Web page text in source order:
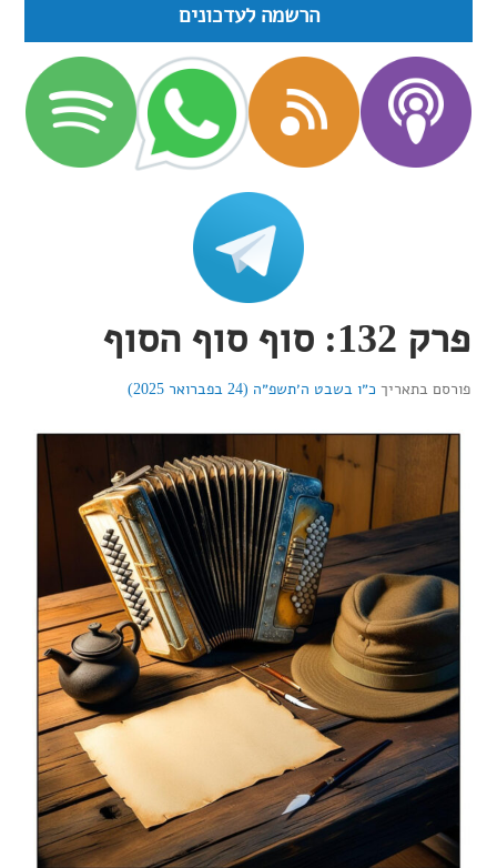
פרק 132: סוף סוף הסוף
פורסם בתאריך כ״ו בשבט ה׳תשפ״ה (24 בפברואר 2025)
הרשמה לעדכונים